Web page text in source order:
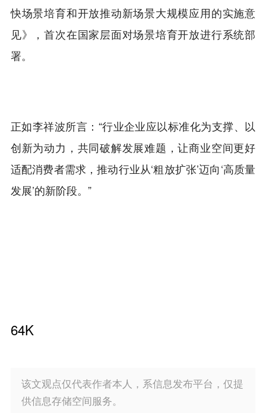
快场景培育和开放推动新场景大规模应用的实施意
见》，首次在国家层面对场景培育开放进行系统部
署。
正如李祥波所言：“行业企业应以标准化为支撑、以
创新为动力，共同破解发展难题，让商业空间更好
适配消费者需求，推动行业从‘粗放扩张’迈向‘高质量
发展’的新阶段。”
64K
该文观点仅代表作者本人，系信息发布平台，仅提
供信息存储空间服务。